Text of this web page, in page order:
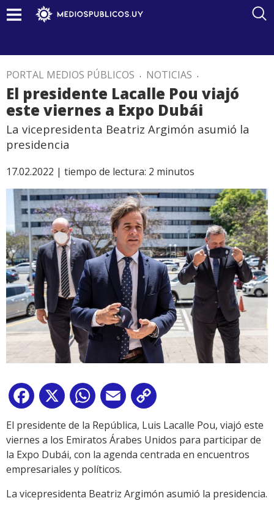
PORTAL MEDIOS PÚBLICOS . NOTICIAS .
El presidente Lacalle Pou viajó
este viernes a Expo Dubái
La vicepresidenta Beatriz Argimón asumió la
presidencia
17.02.2022 | tiempo de lectura: 2 minutos
Facebook
X WhatsApp
Email
Link
El presidente de la República, Luis Lacalle Pou, viajó este
viernes a los Emiratos Árabes Unidos para participar de
la Expo Dubái, con la agenda centrada en encuentros
empresariales y políticos.
La vicepresidenta Beatriz Argimón asumió la presidencia.